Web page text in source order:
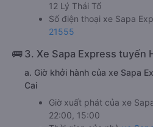
12 Lý Thái Tổ
Số điện thoại xe Sapa
21555
🚌 3. Xe Sapa Express tuyến
a. Giờ khởi hành của xe Sapa
Cai
Giờ xuất phát của xe
22:00, 15:00